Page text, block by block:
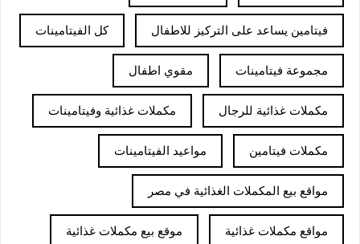
فيتامين يساعد على التركيز للاطفال كل الفيتامينات
مجموعة فيتامينات مقوي اطفال
مكملات غذائية للرجال مكملات غذائية وفيتامينات
مكملات فيتامين مواعيد الفيتامينات
مواقع بيع المكملات الغذائية في مصر
مواقع مكملات غذائية موقع بيع مكملات غذائية